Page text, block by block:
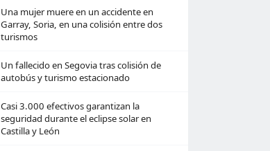
Una mujer muere en un accidente en
Garray, Soria, en una colisión entre dos
turismos
Un fallecido en Segovia tras colisión de
autobús y turismo estacionado
Casi 3.000 efectivos garantizan la
seguridad durante el eclipse solar en
Castilla y León